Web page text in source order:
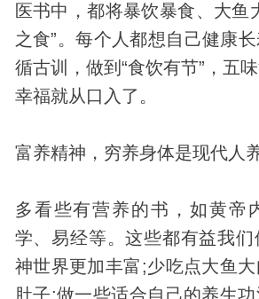
医书中，都将暴饮暴食、大鱼
之食”。每个人都想自己健康
循古训，做到“食饮有节”，五
幸福就从口入了。
富养精神，穷养身体是现代人
多看些有营养的书，如黄帝
学、易经等。这些都有益我
神世界更加丰富;少吃点大鱼
肚子;做一些适合自己的养生